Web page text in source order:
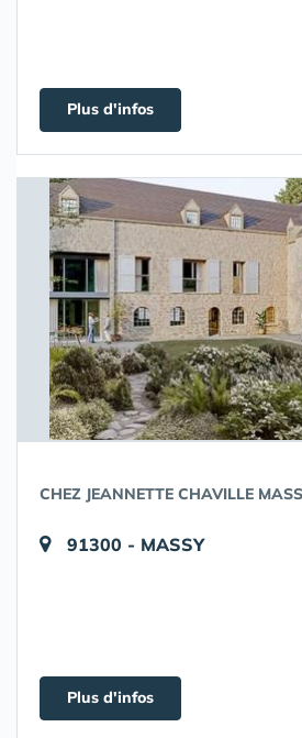
Plus d'infos
CHEZ JEANNETTE CHAVILLE
91300 - MASSY
Plus d'infos